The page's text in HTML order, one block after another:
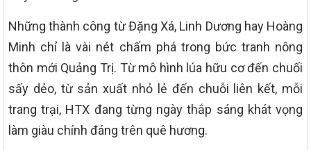
Những thành công từ Đặng Xá, Linh Dương hay Hoàng
Minh chỉ là vài nét chấm phá trong bức tranh nông
thôn mới Quảng Trị. Từ mô hình lúa hữu cơ đến chuối
sấy dẻo, từ sản xuất nhỏ lẻ đến chuỗi liên kết, mỗi
trang trại, HTX đang từng ngày thắp sáng khát vọng
làm giàu chính đáng trên quê hương.